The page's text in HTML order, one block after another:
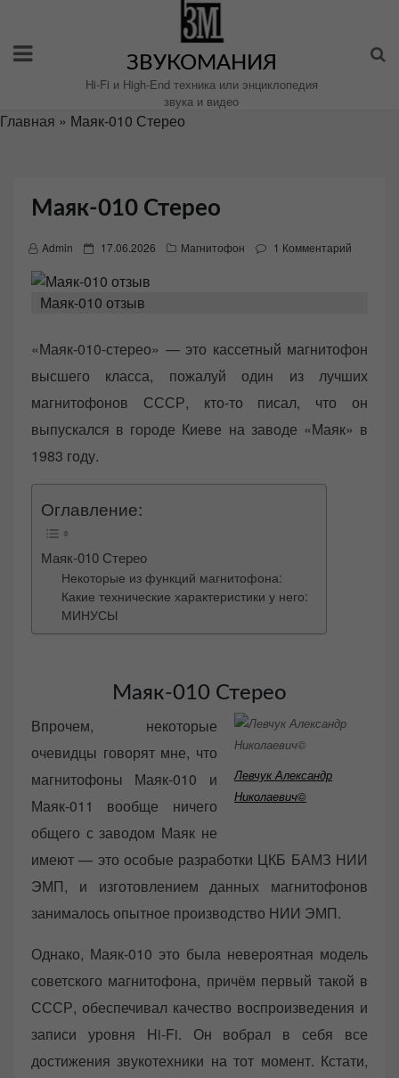
содержимому
ЗВУКОМАНИЯ
Hi-Fi и High-End техника или энциклопедия
звука и видео
Главная » Маяк-010 Стерео
Маяк-010 Стерео
Admin
P
s
d
17.06.2026 Магнитофон 1 Комментарий
Маяк-010 отзыв
«Маяк-010-стерео» — это кассетный магнитофон
высшего класса, пожалуй один из лучших
магнитофонов СССР, кто-то писал, что он
выпускался в городе Киеве на заводе «Маяк» в
1983 году.
Оглавление:
Маяк-010 Стерео
Некоторые из функций магнитофона:
Какие технические характеристики у него:
МИНУСЫ
Маяк-010 Стерео
Левчук Александр
Николаевич©
Впрочем, некоторые
очевидцы говорят мне, что
магнитофоны Маяк-010 и
Маяк-011 вообще ничего
общего с заводом Маяк не
имеют — это особые разработки ЦКБ БАМЗ НИИ
ЭМП, и изготовлением данных магнитофонов
занималось опытное производство НИИ ЭМП.
Однако, Маяк-010 это была невероятная модель
советского магнитофона, причём первый такой в
СССР, обеспечивал качество воспроизведения и
записи уровня Hi-Fi. Он вобрал в себя все
достижения звукотехники на тот момент. Кстати,